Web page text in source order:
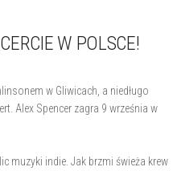
W POLSCE!
w Gliwicach, a niedługo
Alex Spencer zagra 9 września w
muzyki indie. Jak brzmi świeża krew